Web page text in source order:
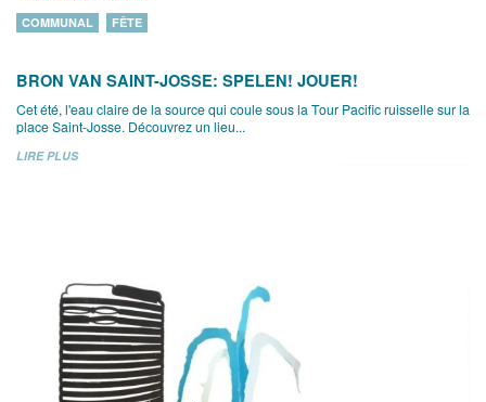
COMMUNAL FÊTE
BRON VAN SAINT-JOSSE: SPELEN! JOUER!
Cet été, l'eau claire de la source qui coule sous la Tour Pacific ruisselle sur la
place Saint-Josse. Découvrez un lieu...
LIRE PLUS